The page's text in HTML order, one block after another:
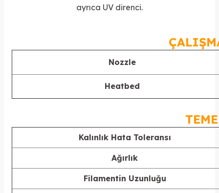
ayrıca UV direnci.
Nozzle
Heatbed
Kalınlık Hata Toleransı
Ağırlık
Filamentin Uzunluğu